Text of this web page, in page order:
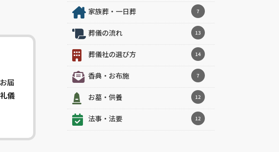
届
儀
家族葬・一日葬 7
葬儀の流れ 13
葬儀社の選び方 14
香典・お布施 7
お墓・供養 12
法事・法要 12